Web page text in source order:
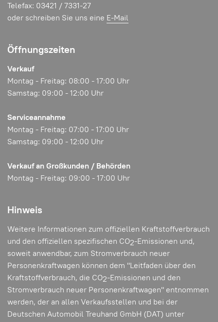
Telefax: 03421 / 7331-27
oder schreiben Sie uns eine E-Mail
Öffnungszeiten
Verkauf
Montag - Freitag: 08:00 - 17:00 Uhr
Samstag: 09:00 - 12:00 Uhr
Serviceannahme
Montag - Freitag: 07:00 - 17:00 Uhr
Samstag: 09:00 - 12:00 Uhr
Verkauf an Großkunden / Behörden
Montag - Freitag: 09:00 - 17:00 Uhr
Hinweis
Weitere Informationen zum offiziellen Kraftstoffverbrauch
und den offiziellen spezifischen CO2-Emissionen und,
soweit anwendbar, zum Stromverbrauch neuer
Personenkraftwagen können dem "Leitfaden über den
Kraftstoffverbrauch, die CO2-Emissionen und den
Stromverbrauch neuer Personenkraftwagen" entnommen
werden, der an allen Verkaufsstellen und bei der
Deutschen Automobil Treuhand GmbH (DAT) unter